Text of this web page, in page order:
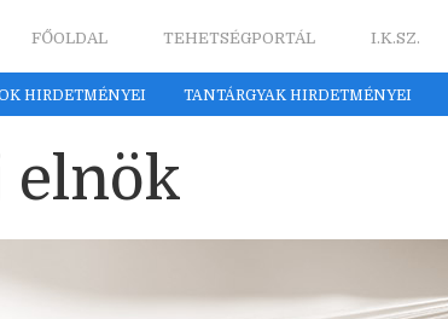
FŐOLDAL TEHETSÉGPORTÁL I.K.SZ.
HIRDETMÉNYEI TANTÁRGYAK HIRDETMÉNYEI
elnök